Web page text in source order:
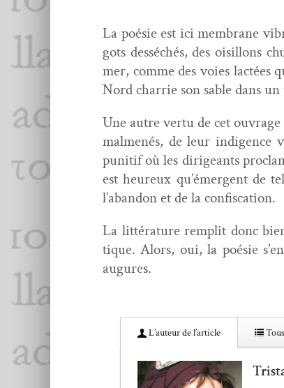
La poésie est ici mem­brane
gots desséchés, des oisil­lons
mer, comme des voies lac­tées
Nord char­rie son sable dans
Une autre ver­tu de cet ouvrage
mal­menés, de leur indi­gence
puni­tif où les dirigeants
est heureux qu’émergent de
l’abandon et de la confiscation.
La lit­téra­ture rem­plit donc
tique. Alors, oui, la poésie
augures.
L’au­teur de l’article